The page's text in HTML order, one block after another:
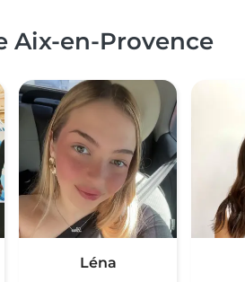
Aix-en-Provence
Léna